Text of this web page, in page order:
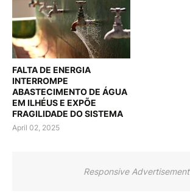
FALTA DE ENERGIA
INTERROMPE
ABASTECIMENTO DE ÁGUA
EM ILHÉUS E EXPÕE
FRAGILIDADE DO SISTEMA
April 02, 2025
Responsive Advertisement